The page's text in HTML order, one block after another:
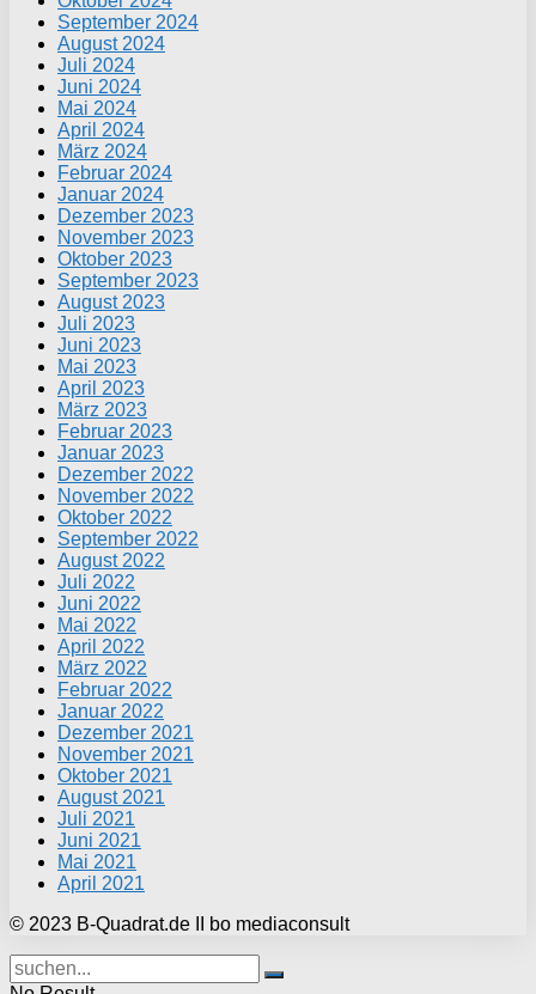
September 2024
August 2024
Juli 2024
Juni 2024
Mai 2024
April 2024
März 2024
Februar 2024
Januar 2024
Dezember 2023
November 2023
Oktober 2023
September 2023
August 2023
Juli 2023
Juni 2023
Mai 2023
April 2023
März 2023
Februar 2023
Januar 2023
Dezember 2022
November 2022
Oktober 2022
September 2022
August 2022
Juli 2022
Juni 2022
Mai 2022
April 2022
März 2022
Februar 2022
Januar 2022
Dezember 2021
November 2021
Oktober 2021
August 2021
Juli 2021
Juni 2021
Mai 2021
April 2021
© 2023 B-Quadrat.de II bo mediaconsult